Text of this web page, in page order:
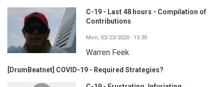
C-19 - Last 48 hours - Compilation of
Contributions
Mon, 03/23/2020 - 15:30
Warren Feek
[DrumBeatnet] COVID-19 - Required Strategies?